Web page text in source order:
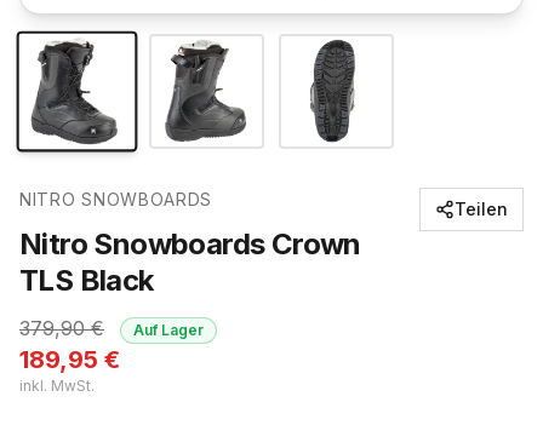
NITRO SNOWBOARDS
Nitro Snowboards Crown
TLS Black
379,90€
189,95 €
inkl. MwSt.
Auf Lager
Teilen